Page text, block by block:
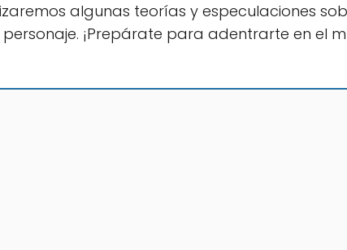
algunas teorías y especulaciones
¡Prepárate para adentrarte en el